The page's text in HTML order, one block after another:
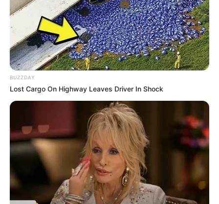
ഉപയോഗിച്ച് സര്‍ക്കാര്‍ സേവനങ്ങള്‍ക്ക് പണം
അടയ്‌ക്കുമ്പോള്‍ ഈടാക്കി വരുന്ന സര്‍ചാര്‍ജും
സര്‍വ്വീസ് ചാര്‍ജും ഒഴിവാക്കാന്‍ കേന്ദ്രമന്ത്രിസഭ
തീരുമാനിച്ചു. കാര്‍ഡ് ഇടപാടുകള്‍ക്കുള്ള
കണ്‍വീനിയന്‍സ് ഫീയും ഒഴിവാക്കും. നേരിട്ടുളള
പണമിടപാടുകള്‍ കുറയ്‌ക്കുകയും ജനങ്ങളെ
ഡിജിറ്റല്‍ പേമെന്റിലേക്ക് ആകര്‍ഷിക്കാനും
ലക്ഷ്യമിട്ടാണ് സര്‍ക്കാര്‍ തീരുമാനം.
BUZZDAY
Lost Cargo On Highway Leaves Driver In Shock